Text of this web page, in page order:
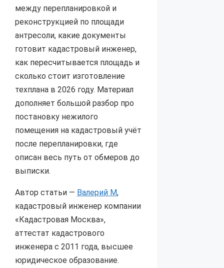
между перепланировкой и
реконструкцией по площади
антресоли, какие документы
готовит кадастровый инженер,
как пересчитывается площадь и
сколько стоит изготовление
техплана в 2026 году. Материал
дополняет большой разбор про
постановку нежилого
помещения на кадастровый учёт
после перепланировки, где
описан весь путь от обмеров до
выписки.
Автор статьи — Валерий М,
кадастровый инженер компании
«Кадастровая Москва»,
аттестат кадастрового
инженера с 2011 года, высшее
юридическое образование.